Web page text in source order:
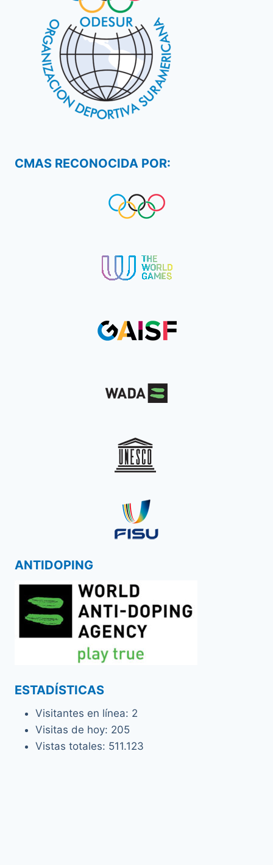
CMAS RECONOCIDA POR:
ANTIDOPING
ESTADÍSTICAS
Visitantes en línea: 2
Visitas de hoy: 205
Vistas totales: 511.123